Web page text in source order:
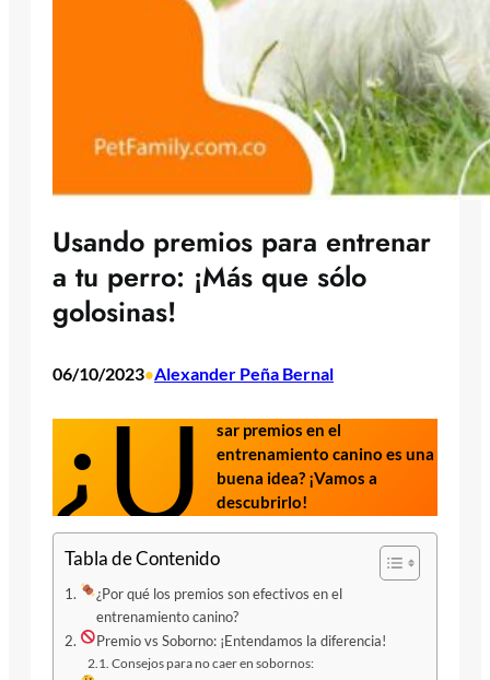
Usando premios para entrenar
a tu perro: ¡Más que sólo
golosinas!
06/10/2023•Alexander Peña Bernal
¿U
sar premios en el
entrenamiento canino es una
buena idea? ¡Vamos a
descubrirlo!
Tabla de Contenido
¿Por qué los premios son efectivos en el
entrenamiento canino?
Premio vs Soborno: ¡Entendamos la diferencia!
Consejos para no caer en sobornos: